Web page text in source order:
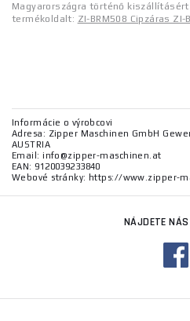
Magyarországra történő
termékoldalt: ZI-BRM508 Cipzáras
Informácie o výrobcovi
Adresa: Zipper Maschinen GmbH
AUSTRIA
Email: info@zipper-maschinen.at
EAN: 9120039233840
Webové stránky: https://www.zipper-
NÁJDETE